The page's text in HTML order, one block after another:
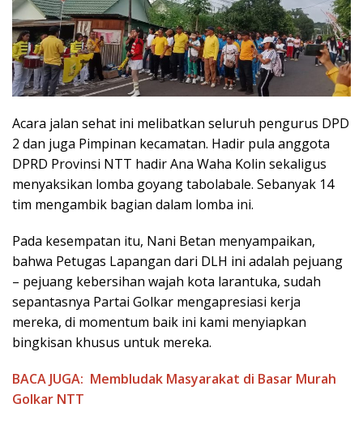
Acara jalan sehat ini melibatkan seluruh pengurus DPD
2 dan juga Pimpinan kecamatan. Hadir pula anggota
DPRD Provinsi NTT hadir Ana Waha Kolin sekaligus
menyaksikan lomba goyang tabolabale. Sebanyak 14
tim mengambik bagian dalam lomba ini.
Pada kesempatan itu, Nani Betan menyampaikan,
bahwa Petugas Lapangan dari DLH ini adalah pejuang
– pejuang kebersihan wajah kota larantuka, sudah
sepantasnya Partai Golkar mengapresiasi kerja
mereka, di momentum baik ini kami menyiapkan
bingkisan khusus untuk mereka.
BACA JUGA: Membludak Masyarakat di Basar Murah
Golkar NTT